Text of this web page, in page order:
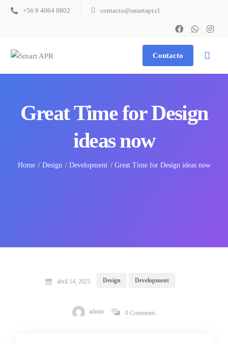
+56 9 4064 8802 contacto@smartapr.cl
Contacto
Great Time for Design
ideas now
Home Design Development Great Time for Design ideas now
abril 14, 2021 Design Development
admin 0 Comments